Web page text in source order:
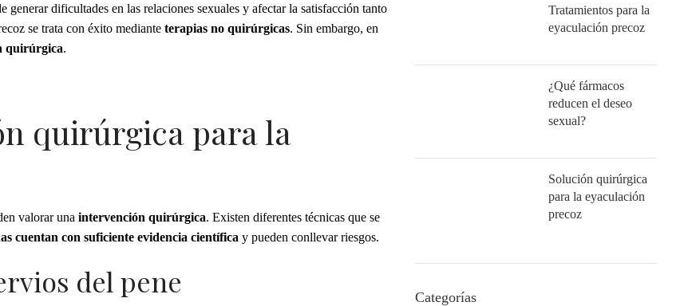
dificultades en las relaciones sexuales y afectar la satisfacción tanto
se trata con éxito mediante terapias no quirúrgicas. Sin embargo, en
quirúrgica.
quirúrgica para la
valorar una intervención quirúrgica. Existen diferentes técnicas que se
cuentan con suficiente evidencia científica y pueden conllevar riesgos.
del pene
Tratamientos para la
eyaculación precoz
¿Qué fármacos
reducen el deseo
sexual?
Solución quirúrgica
para la eyaculación
precoz
Categorías